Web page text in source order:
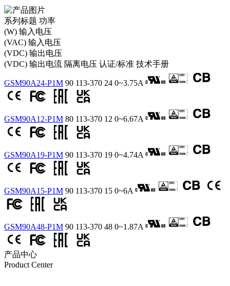
系列标题 功率
(W) 输入电压
(VAC) 输入电压
(VDC) 输出电压
(VDC) 输出电流 隔离电压 认证/标准 技术手册
GSM90A24-P1M 90 113-370 24 0~3.75A
GSM90A12-P1M 80 113-370 12 0~6.67A
GSM90A19-P1M 90 113-370 19 0~4.74A
GSM90A15-P1M 90 113-370 15 0~6A
GSM90A48-P1M 90 113-370 48 0~1.87A
产品中心
Product Center